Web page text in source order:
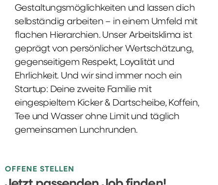
Gestaltungsmöglichkeiten und lassen dich
selbständig arbeiten – in einem Umfeld mit
flachen Hierarchien. Unser Arbeitsklima ist
geprägt von persönlicher Wertschätzung,
gegenseitigem Respekt, Loyalität und
Ehrlichkeit. Und wir sind immer noch ein
Startup: Deine zweite Familie mit
eingespieltem Kicker & Dartscheibe, Koffein,
Tee und Wasser ohne Limit und täglich
gemeinsamen Lunchrunden.
OFFENE STELLEN